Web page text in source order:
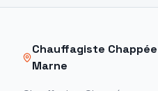
Chauffagiste Chappée
Marne